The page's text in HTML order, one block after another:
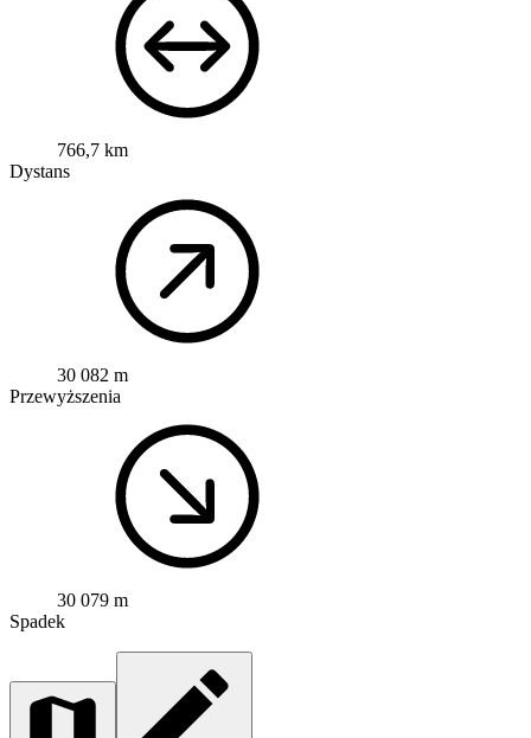
766,7 km
Dystans
30 082 m
Przewyższenia
30 079 m
Spadek